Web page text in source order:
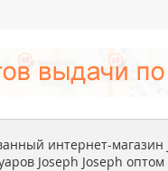
интернет-магазин
Joseph Joseph